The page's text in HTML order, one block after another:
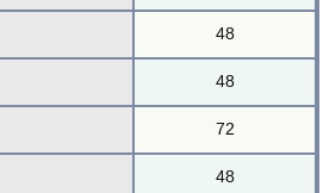
48
48
72
48